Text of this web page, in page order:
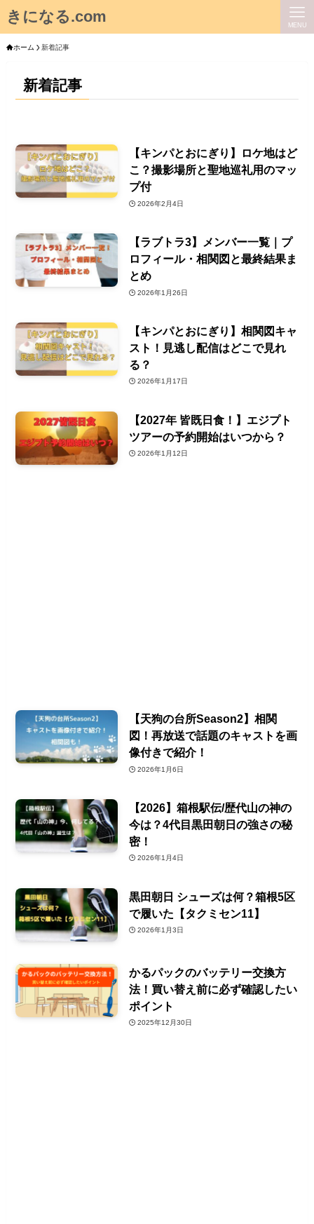
きになる.com MENU
ホーム 新着記事
新着記事
【キンパとおにぎり】ロケ地はど
こ？撮影場所と聖地巡礼用のマッ
プ付
2026年2月4日
【ラブトラ3】メンバー一覧｜プ
ロフィール・相関図と最終結果ま
とめ
2026年1月26日
【キンパとおにぎり】相関図キャ
スト！見逃し配信はどこで見れ
る？
2026年1月17日
【2027年 皆既日食！】エジプト
ツアーの予約開始はいつから？
2026年1月12日
【天狗の台所Season2】相関
図！再放送で話題のキャストを画
像付きで紹介！
2026年1月6日
【2026】箱根駅伝/歴代山の神の
今は？4代目黒田朝日の強さの秘
密！
2026年1月4日
黒田朝日 シューズは何？箱根5区
で履いた【タクミセン11】
2026年1月3日
かるパックのバッテリー交換方
法！買い替え前に必ず確認したい
ポイント
2025年12月30日